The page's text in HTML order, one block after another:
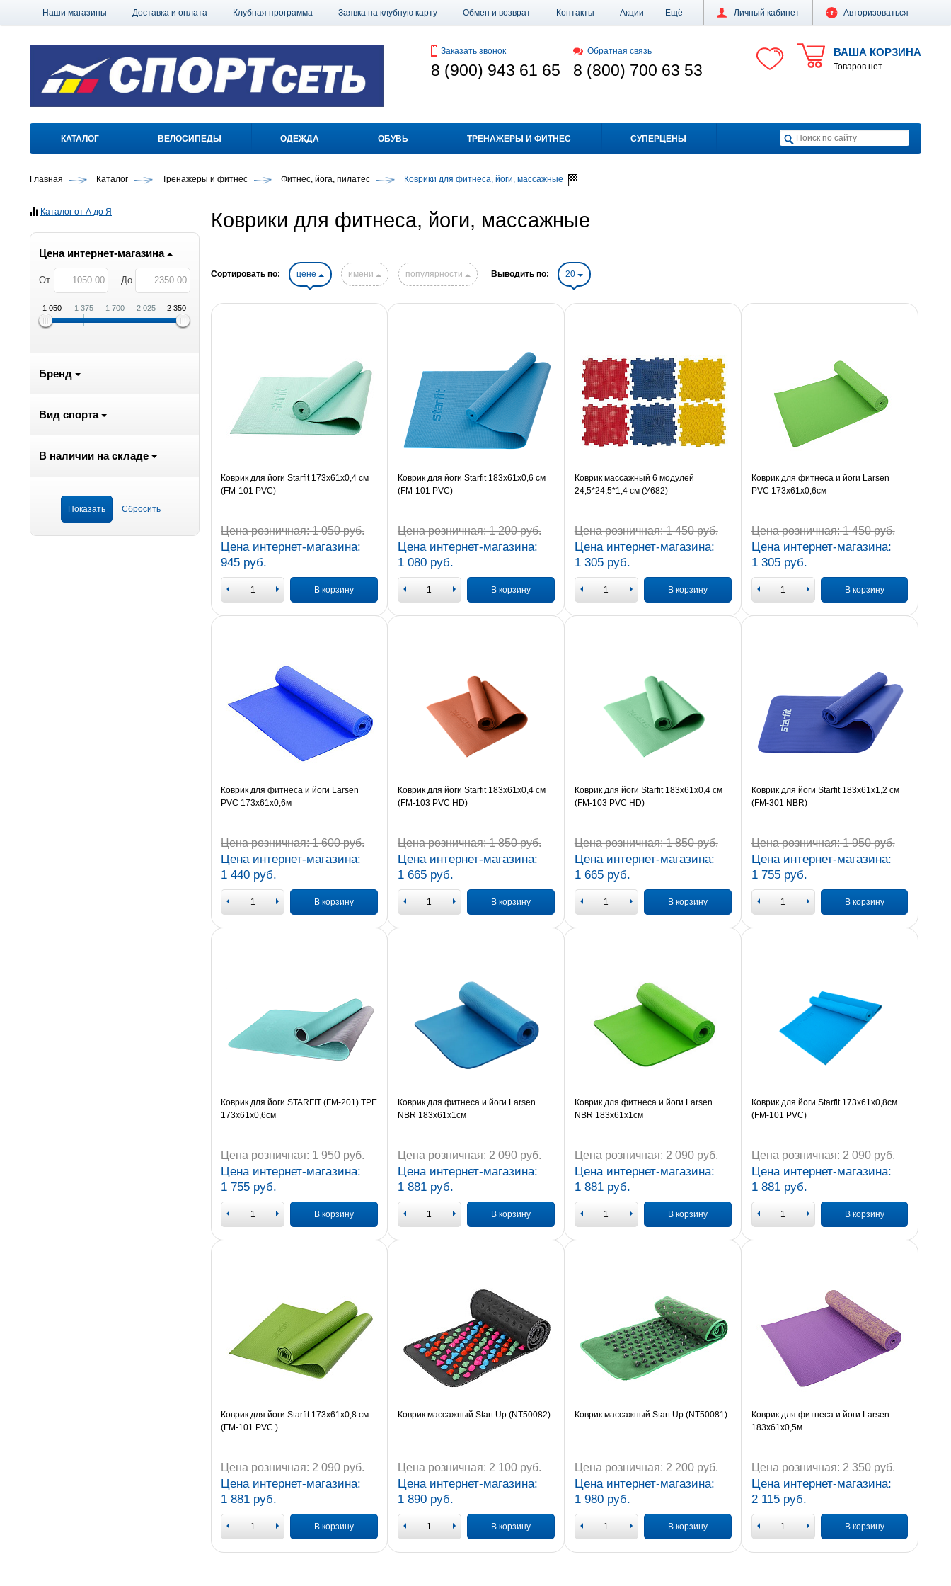
Личный кабинет Авторизоваться
Наши магазины Доставка и оплата Клубная программа Заявка на клубную карту Обмен и возврат Контакты Акции Ещё
ВАША КОРЗИНА
Товаров нет
Заказать звонок
8 (900) 943 61 65
Обратная связь
8 (800) 700 63 53
КАТАЛОГ ВЕЛОСИПЕДЫ ОДЕЖДА ОБУВЬ ТРЕНАЖЕРЫ И ФИТНЕС СУПЕРЦЕНЫ
Главная Каталог Тренажеры и фитнес Фитнес, йога, пилатес Коврики для фитнеса, йоги, массажные
Каталог от А до Я
Цена интернет-магазина
От До
1 050 1 375 1 700 2 025 2 350
Бренд
Вид спорта
В наличии на складе
Коврики для фитнеса, йоги, массажные
Сортировать по: цене имени популярности Выводить по: 20
Коврик для йоги Starfit 173x61x0,4 см
(FM-101 PVC)
Цена розничная:1 050 руб.
Цена интернет-магазина:
945 руб.
В корзину
Коврик для йоги Starfit 183x61x0,6 см
(FM-101 PVC)
Цена розничная:1 200 руб.
Цена интернет-магазина:
1 080 руб.
В корзину
Коврик массажный 6 модулей
24,5*24,5*1,4 см (У682)
Цена розничная:1 450 руб.
Цена интернет-магазина:
1 305 руб.
В корзину
Коврик для фитнеса и йоги Larsen
PVC 173х61х0,6см
Цена розничная:1 450 руб.
Цена интернет-магазина:
1 305 руб.
В корзину
Коврик для фитнеса и йоги Larsen
PVC 173х61х0,6м
Цена розничная:1 600 руб.
Цена интернет-магазина:
1 440 руб.
В корзину
Коврик для йоги Starfit 183x61x0,4 см
(FM-103 PVC HD)
Цена розничная:1 850 руб.
Цена интернет-магазина:
1 665 руб.
В корзину
Коврик для йоги Starfit 183x61x0,4 см
(FM-103 PVC HD)
Цена розничная:1 850 руб.
Цена интернет-магазина:
1 665 руб.
В корзину
Коврик для йоги Starfit 183x61x1,2 см
(FM-301 NBR)
Цена розничная:1 950 руб.
Цена интернет-магазина:
1 755 руб.
В корзину
Коврик для йоги STARFIT (FM-201) TPE
173x61x0,6см
Цена розничная:1 950 руб.
Цена интернет-магазина:
1 755 руб.
В корзину
Коврик для фитнеса и йоги Larsen
NBR 183х61х1cм
Цена розничная:2 090 руб.
Цена интернет-магазина:
1 881 руб.
В корзину
Коврик для фитнеса и йоги Larsen
NBR 183х61х1cм
Цена розничная:2 090 руб.
Цена интернет-магазина:
1 881 руб.
В корзину
Коврик для йоги Starfit 173x61x0,8см
(FM-101 PVC)
Цена розничная:2 090 руб.
Цена интернет-магазина:
1 881 руб.
В корзину
Коврик для йоги Starfit 173x61x0,8 см
(FM-101 PVC )
Цена розничная:2 090 руб.
Цена интернет-магазина:
1 881 руб.
В корзину
Коврик массажный Start Up (NT50082)
Цена розничная:2 100 руб.
Цена интернет-магазина:
1 890 руб.
В корзину
Коврик массажный Start Up (NT50081)
Цена розничная:2 200 руб.
Цена интернет-магазина:
1 980 руб.
В корзину
Коврик для фитнеса и йоги Larsen
183х61х0,5м
Цена розничная:2 350 руб.
Цена интернет-магазина:
2 115 руб.
В корзину